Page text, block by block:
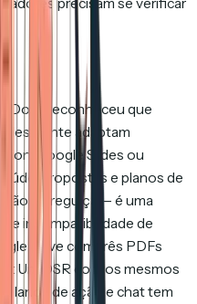
Dock reconheceu que
adaptam
Google Slides ou
propostas e planos de
é preguiça — é uma
incompatibilidade de
Drive com três PDFs
Um DSR com os mesmos
planos de ação e chat tem